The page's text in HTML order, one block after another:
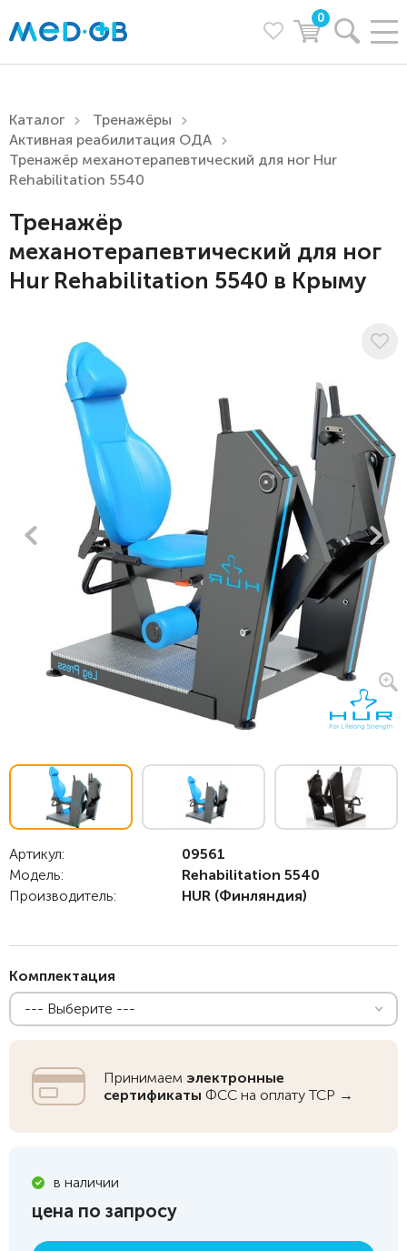
0
Каталог
Тренажёры
Активная реабилитация ОДА
Тренажёр механотерапевтический для ног Hur
Rehabilitation 5540
Тренажёр
механотерапевтический для ног
Hur Rehabilitation 5540 в Крыму
Артикул:
09561
Модель:
Rehabilitation 5540
Производитель:
HUR (Финляндия)
Комплектация
--- Выберите ---
Принимаем электронные
сертификаты ФСС на оплату ТСР →
в наличии
цена по запросу